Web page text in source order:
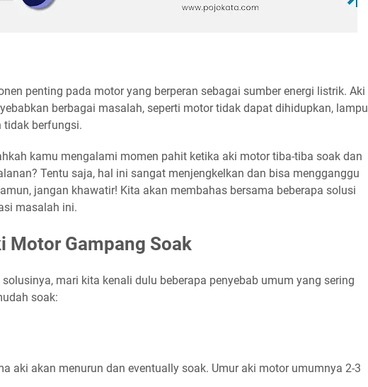
penting pada motor yang berperan sebagai sumber energi listrik. Aki
berbagai masalah, seperti motor tidak dapat dihidupkan, lampu
tidak berfungsi.
kamu mengalami momen pahit ketika aki motor tiba-tiba soak dan
Tentu saja, hal ini sangat menjengkelkan dan bisa mengganggu
jangan khawatir! Kita akan membahas bersama beberapa solusi
masalah ini.
Motor Gampang Soak
mari kita kenali dulu beberapa penyebab umum yang sering
soak:
aki akan menurun dan eventually soak. Umur aki motor umumnya 2-3